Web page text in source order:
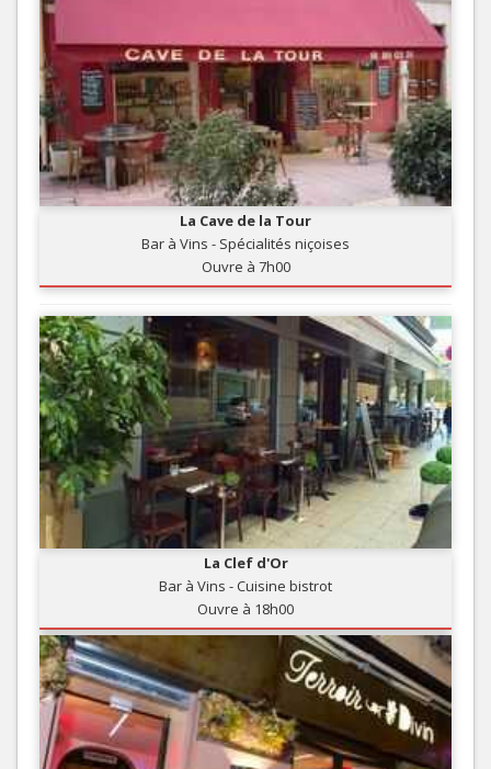
La Cave de la Tour
Bar à Vins - Spécialités niçoises
Ouvre à 7h00
La Clef d'Or
Bar à Vins - Cuisine bistrot
Ouvre à 18h00